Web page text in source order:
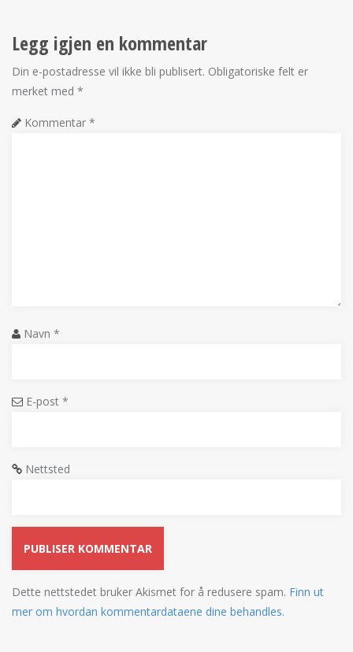
Legg igjen en kommentar
Din e-postadresse vil ikke bli publisert. Obligatoriske felt er
merket med *
Kommentar *
Navn *
E-post *
Nettsted
Dette nettstedet bruker Akismet for å redusere spam. Finn ut
mer om hvordan kommentardataene dine behandles.